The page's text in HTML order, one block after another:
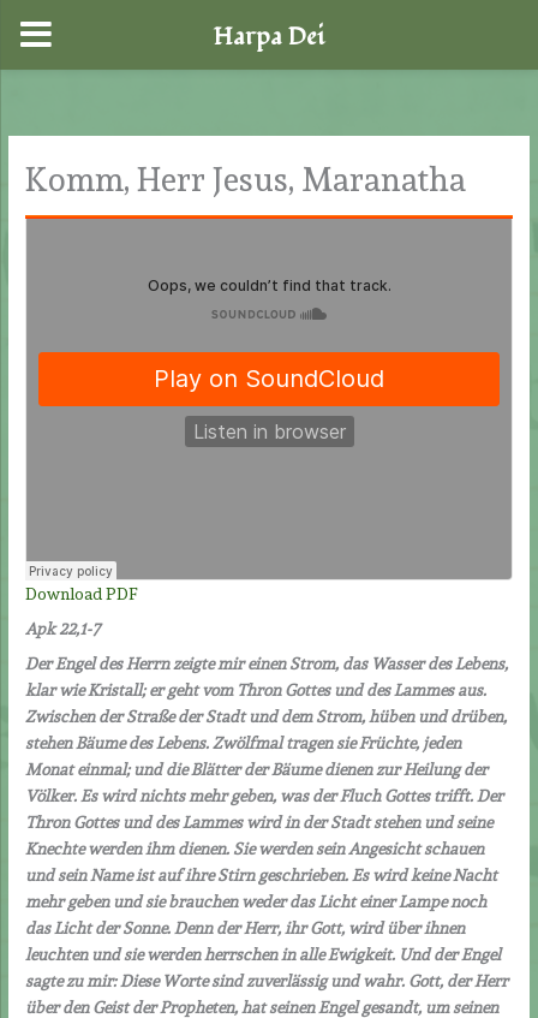
springen
Komm, Herr Jesus, Maranatha
Download PDF
Apk 22,1-7
Der Engel des Herrn zeigte mir einen Strom, das Wasser des Lebens,
klar wie Kristall; er geht vom Thron Gottes und des Lammes aus.
Zwischen der Straße der Stadt und dem Strom, hüben und drüben,
stehen Bäume des Lebens. Zwölfmal tragen sie Früchte, jeden
Monat einmal; und die Blätter der Bäume dienen zur Heilung der
Völker. Es wird nichts mehr geben, was der Fluch Gottes trifft. Der
Thron Gottes und des Lammes wird in der Stadt stehen und seine
Knechte werden ihm dienen. Sie werden sein Angesicht schauen
und sein Name ist auf ihre Stirn geschrieben. Es wird keine Nacht
mehr geben und sie brauchen weder das Licht einer Lampe noch
das Licht der Sonne. Denn der Herr, ihr Gott, wird über ihnen
leuchten und sie werden herrschen in alle Ewigkeit. Und der Engel
sagte zu mir: Diese Worte sind zuverlässig und wahr. Gott, der Herr
über den Geist der Propheten, hat seinen Engel gesandt, um seinen
Harpa Dei